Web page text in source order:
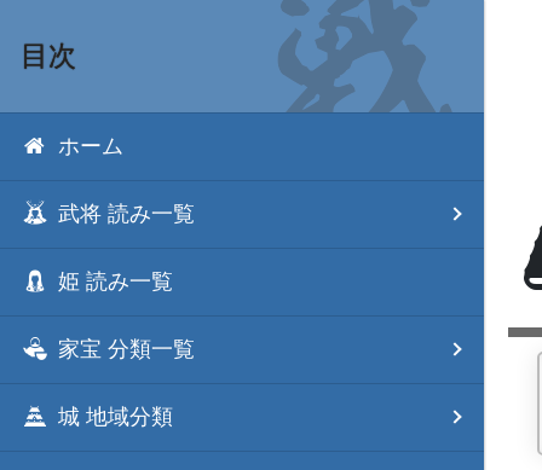
目次
ホーム
武将 読み一覧
姫 読み一覧
家宝 分類一覧
城 地域分類